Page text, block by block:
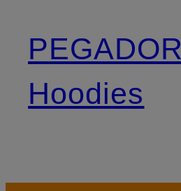
PEGADOR
Hoodies